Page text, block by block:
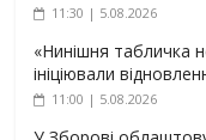
11:30 | 5.08.2026
«Нинішня табличка
ініціювали
11:00 | 5.08.2026